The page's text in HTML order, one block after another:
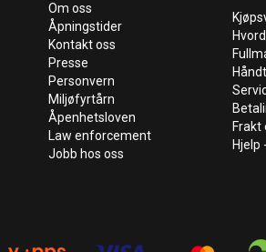
Om oss
Åpningstider
Kontakt oss
Presse
Personvern
Miljøfyrtårn
Åpenhetsloven
Law enforcement
Jobb hos oss
Frakt
Hjelp